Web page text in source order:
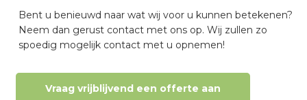
Bent u benieuwd naar wat wij voor u kunnen betekenen?
Neem dan gerust contact met ons op. Wij zullen zo
spoedig mogelijk contact met u opnemen!
Vraag vrijblijvend een offerte aan